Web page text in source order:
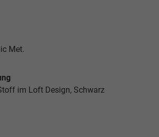
Met.
im Loft Design, Schwarz